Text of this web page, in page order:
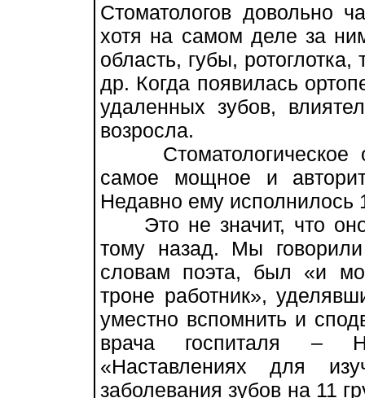
Стоматологов довольно
хотя на самом деле за
область, губы,
др. Когда появилась
удаленных зубов,
возросла.
Стоматологическое
самое мощное и
Недавно ему исполнилось
Это не значит, что оно
тому назад. Мы
словам поэта, был «и
троне работник»,
уместно вспомнить и
врача госпиталя –
«Наставлениях для
заболевания зубов на 11